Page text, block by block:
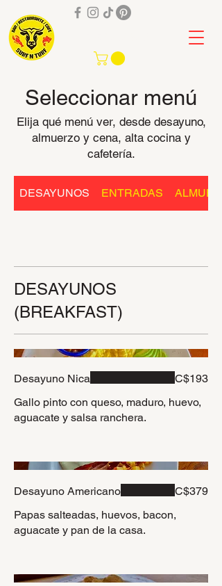
Seleccionar menú
Elija qué menú ver, desde desayuno,
almuerzo y cena, alta cocina y
cafetería.
DESAYUNOS ENTRADAS
DESAYUNOS
(BREAKFAST)
Desayuno Nica
Gallo pinto con queso, maduro, huevo,
aguacate y salsa ranchera.
C$193
Desayuno Americano
Papas salteadas, huevos, bacon,
aguacate y pan de la casa.
C$379